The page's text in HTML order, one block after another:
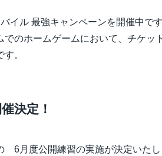
イル 最強キャンペーンを開催中です
のホームゲームにおいて、チケッ
。
決定！
6月度公開練習の実施が決定いたし